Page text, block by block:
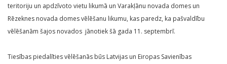
teritoriju un apdzīvoto vietu likumā un Varakļānu novada domes un
Rēzeknes novada domes vēlēšanu likumu, kas paredz, ka pašvaldību
vēlēšanām šajos novados jānotiek šā gada 11. septembrī.
Tiesības piedalīties vēlēšanās būs Latvijas un Eiropas Savienības